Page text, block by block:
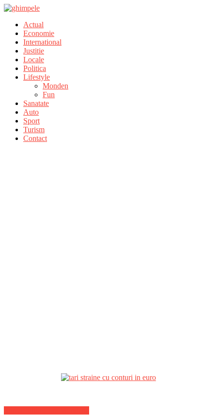
Actual
Economie
International
Justitie
Locale
Politica
Lifestyle
Monden
Fun
Sanatate
Auto
Sport
Turism
Contact